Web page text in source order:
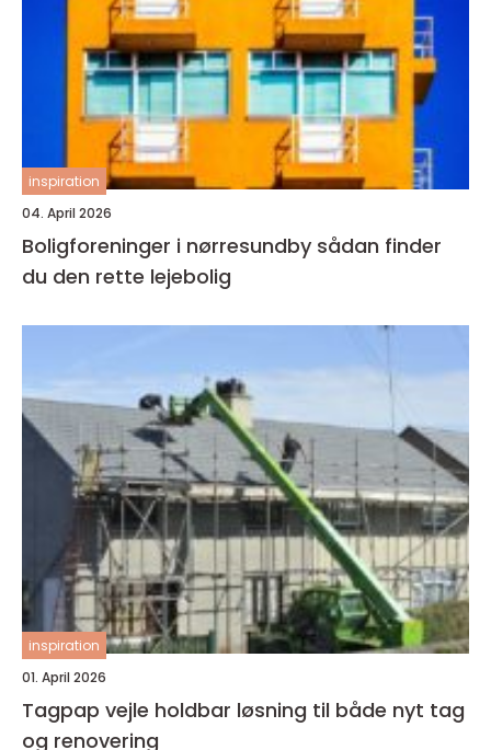
inspiration
04. April 2026
Boligforeninger i nørresundby sådan finder
du den rette lejebolig
inspiration
01. April 2026
Tagpap vejle holdbar løsning til både nyt tag
og renovering